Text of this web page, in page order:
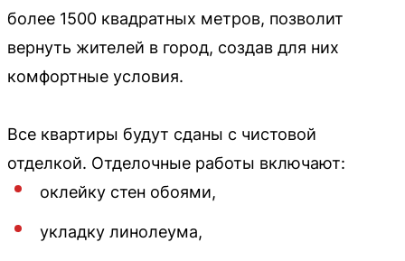
более 1500 квадратных метров, позволит
вернуть жителей в город, создав для них
комфортные условия.
Все квартиры будут сданы с чистовой
отделкой. Отделочные работы включают:
оклейку стен обоями,
укладку линолеума,